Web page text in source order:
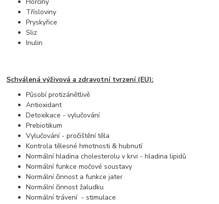
Třísloviny
Pryskyřice
Sliz
Inulin
Schválená výživová a zdravotní tvrzení (EU):
Působí protizánětlivě
Antioxidant
Detoxikace - vylučování
Prebiotikum
Vylučování - pročištění těla
Kontrola tělesné hmotnosti & hubnutí
Normální hladina cholesterolu v krvi - hladina lipidů
Normální funkce močové soustavy
Normální činnost a funkce jater
Normální činnost žaludku
Normální trávení - stimulace